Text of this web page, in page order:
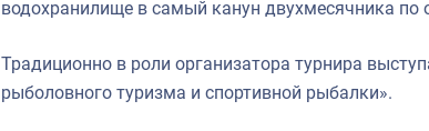
водохранилище в самый канун двухмесячника по
Традиционно в роли организатора турнира
рыболовного туризма и спортивной рыбалки».